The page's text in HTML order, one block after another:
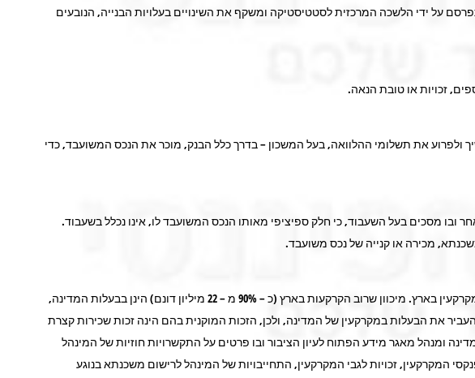
על ידי הלשכה המרכזית לסטטיסטיקה ומשקף את השינויים בעלויות הבנייה, הנובעים
זכויות או טובת הנאה.
ולפרוע את תשלומי ההלוואה, בעל המשכון – בדרך כלל הבנק, מוכר את הנכס המשועבד, כדי
ובו מסכים בעל השעבוד, כי חלק ספיציפי מאותו הנכס המשועבד לו, אינו נכלל בשעבוד.
מכירה או קנייה של נכס משועבד.
המינהל גוף שהוקם על ידי הממשלה לניהול המקרקעין בארץ. מיכוון שרוב הקרקעות בארץ (כ – 90% מ – 22 מיליון דונם) הינן בבעלות המדינה,
את הבעלות במקרקעין של המדינה, ולכן, הזכות המוקנית בהם הינה זכות שכירות קצרת
ומנהל מאגר מידע הפתוח לעיון הציבור ובו פרטים על התקשרויות חוזיות של המינהל
המקרקעין, זכויות לגבי המקרקעין, התחייבויות של המינהל לרישום משכנתא בנוגע